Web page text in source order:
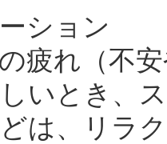
ション
疲れ（不
いとき、
は、リラ